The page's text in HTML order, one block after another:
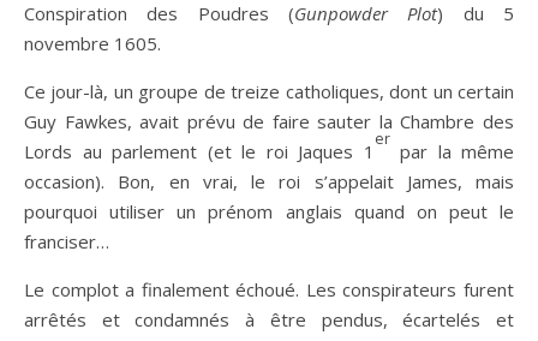
Conspiration des Poudres (Gunpowder Plot) du 5
novembre 1605.
Ce jour-là, un groupe de treize catholiques, dont un certain
Guy Fawkes, avait prévu de faire sauter la Chambre des
Lords au parlement (et le roi Jaques 1
er
par la même
occasion). Bon, en vrai, le roi s’appelait James, mais
pourquoi utiliser un prénom anglais quand on peut le
franciser…
Le complot a finalement échoué. Les conspirateurs furent
arrêtés et condamnés à être pendus, écartelés et